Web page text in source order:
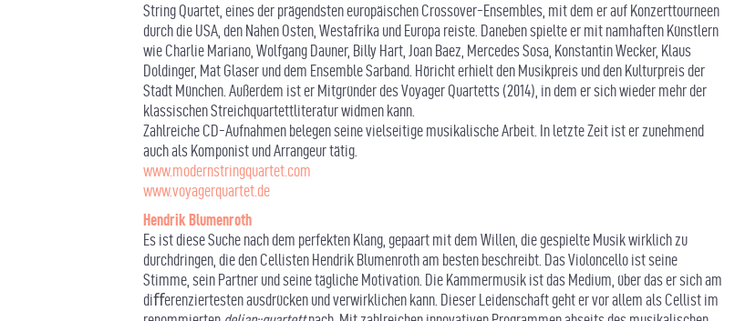
String Quartet, eines der prägendsten europäischen Crossover-Ensembles, mit dem er auf Konzerttourneen
durch die USA, den Nahen Osten, Westafrika und Europa reiste. Daneben spielte er mit namhaften Künstlern
wie Charlie Mariano, Wolfgang Dauner, Billy Hart, Joan Baez, Mercedes Sosa, Konstantin Wecker, Klaus
Doldinger, Mat Glaser und dem Ensemble Sarband. Höricht erhielt den Musikpreis und den Kulturpreis der
Stadt München. Außerdem ist er Mitgründer des Voyager Quartetts (2014), in dem er sich wieder mehr der
klassischen Streichquartettliteratur widmen kann.
Zahlreiche CD-Aufnahmen belegen seine vielseitige musikalische Arbeit. In letzte Zeit ist er zunehmend
auch als Komponist und Arrangeur tätig.
www.modernstringquartet.com
www.voyagerquartet.de
Hendrik Blumenroth
Es ist diese Suche nach dem perfekten Klang, gepaart mit dem Willen, die gespielte Musik wirklich zu
durchdringen, die den Cellisten Hendrik Blumenroth am besten beschreibt. Das Violoncello ist seine
Stimme, sein Partner und seine tägliche Motivation. Die Kammermusik ist das Medium, über das er sich am
diﬀerenziertesten ausdrücken und verwirklichen kann. Dieser Leidenschaft geht er vor allem als Cellist im